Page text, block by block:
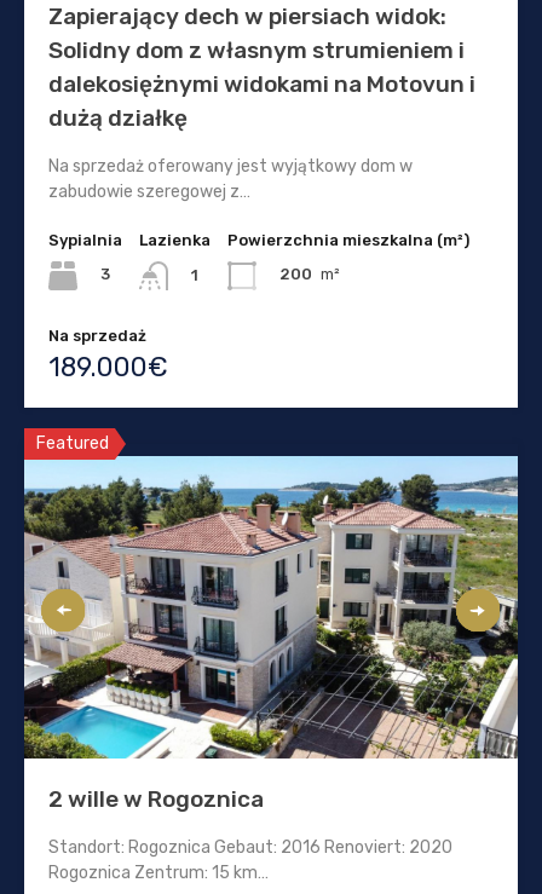
Zapierający dech w piersiach widok:
Solidny dom z własnym strumieniem i
dalekosiężnymi widokami na Motovun i
dużą działkę
Na sprzedaż oferowany jest wyjątkowy dom w
zabudowie szeregowej z…
Sypialnia
3
Lazienka
1
Powierzchnia mieszkalna (m²)
200 m²
Na sprzedaż
189.000€
Featured
2 wille w Rogoznica
Standort: Rogoznica Gebaut: 2016 Renoviert: 2020
Rogoznica Zentrum: 15 km…